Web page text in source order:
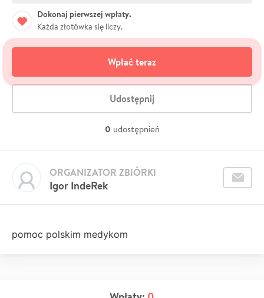
Dokonaj pierwszej wpłaty.
Każda złotówka się liczy.
Wpłać teraz
Udostępnij
0 udostępnień
Igor IndeRek
ORGANIZATOR ZBIÓRKI
pomoc polskim medykom